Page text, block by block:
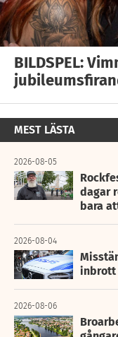
BILDSPEL:
MEST LÄSTA
2026-08-05
dagar
bara
2026-08-04
inbrott
2026-08-06